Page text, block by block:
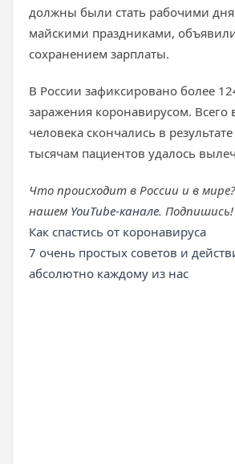
должны были стать рабочими
майскими праздниками,
сохранением зарплаты.
В России зафиксировано более
заражения коронавирусом. Всего
человека скончались в
тысячам пациентов удалось
Что происходит в России и в
нашем YouTube-канале. Подпишись!
Как спастись от коронавируса
7 очень простых советов и
абсолютно каждому из нас